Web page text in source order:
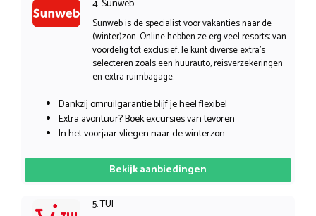
4. Sunweb
Sunweb is de specialist voor vakanties naar de
(winter)zon. Online hebben ze erg veel resorts: van
voordelig tot exclusief. Je kunt diverse extra’s
selecteren zoals een huurauto, reisverzekeringen
en extra ruimbagage.
Dankzij omruilgarantie blijf je heel flexibel
Extra avontuur? Boek excursies van tevoren
In het voorjaar vliegen naar de winterzon
Bekijk aanbiedingen
5. TUI